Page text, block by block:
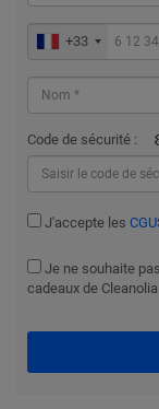
+33
Code de sécurité :
J'accepte les
Je ne souhaite
cadeaux de Cleanolia